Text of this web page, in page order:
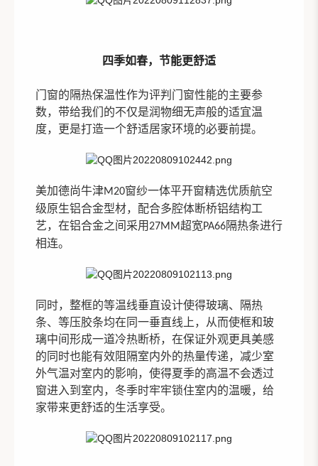
四季如春，节能更舒适
门窗的隔热保温性作为评判门窗性能的主要参
数，带给我们 的不仅是润物细无声般的适宜温
度，更是打造一个舒适居家环境的必要前提。
美加德尚牛津M20窗纱一体平开窗精选优质航空
级原生铝合金型材，配合多腔体断桥铝结构工
艺，在铝合金之间采用27MM超宽PA66隔热条进行
相连。
同时，整框的等温线垂直设计使得玻璃、隔热
条、等压胶条均在同一垂直线上 ，从而使框和玻
璃中间形成一道冷热断桥，在保证外观更具美感
的同时也能有效阻隔室内外的热量传递，减少室
外气温对室内的影响，使得夏季的高温不会透过
窗进入到 室内，冬季时牢牢锁住室内的温暖，给
家带来更舒适的生活享受。